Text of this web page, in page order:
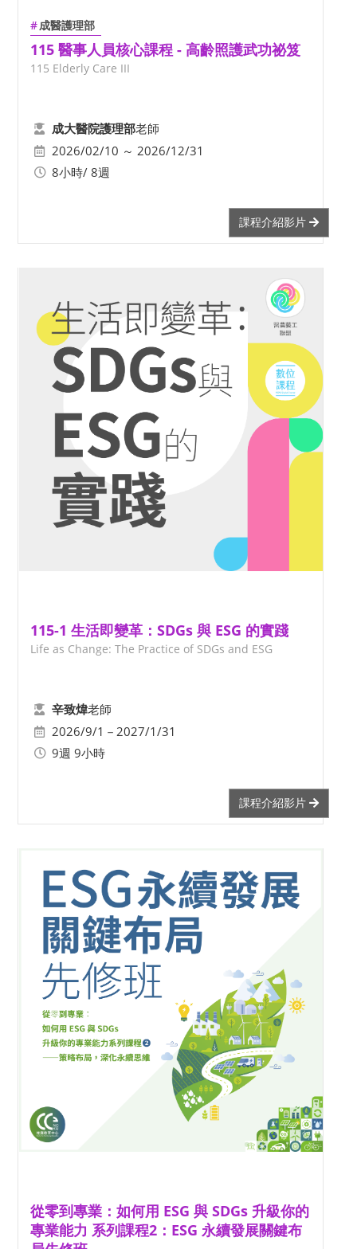
成醫護理部
115 醫事人員核心課程 - 高齡照護武功祕笈
115 Elderly Care III
成大醫院護理部老師
2026/02/10 ～ 2026/12/31
8小時/ 8週
課程介紹影片
115-1 生活即變革：SDGs 與 ESG 的實踐
Life as Change: The Practice of SDGs and ESG
辛致煒老師
2026/9/1－2027/1/31
9週 9小時
課程介紹影片
從零到專業：如何用 ESG 與 SDGs 升級你的
專業能力 系列課程2：ESG 永續發展關鍵布